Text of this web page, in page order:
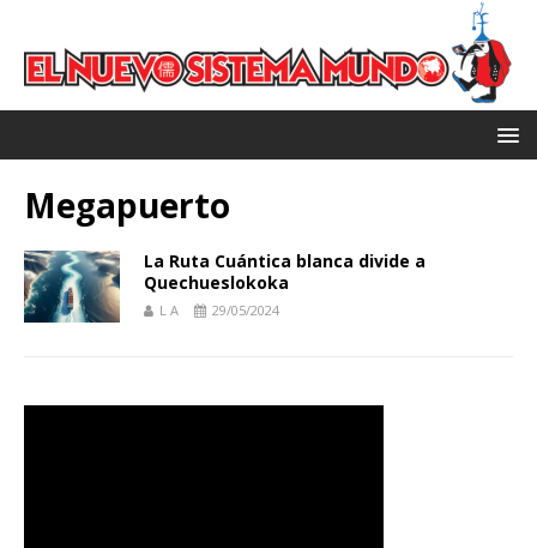
Megapuerto
La Ruta Cuántica blanca divide a
Quechueslokoka
L A 29/05/2024